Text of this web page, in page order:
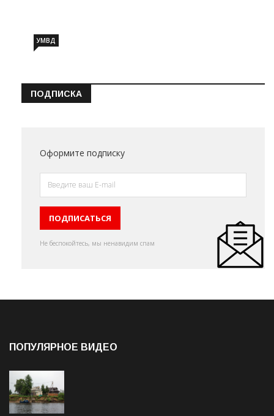
УМВД
ПОДПИСКА
Оформите подписку
Не беспокойтесь, мы ненавидим спам
ПОПУЛЯРНОЕ ВИДЕО